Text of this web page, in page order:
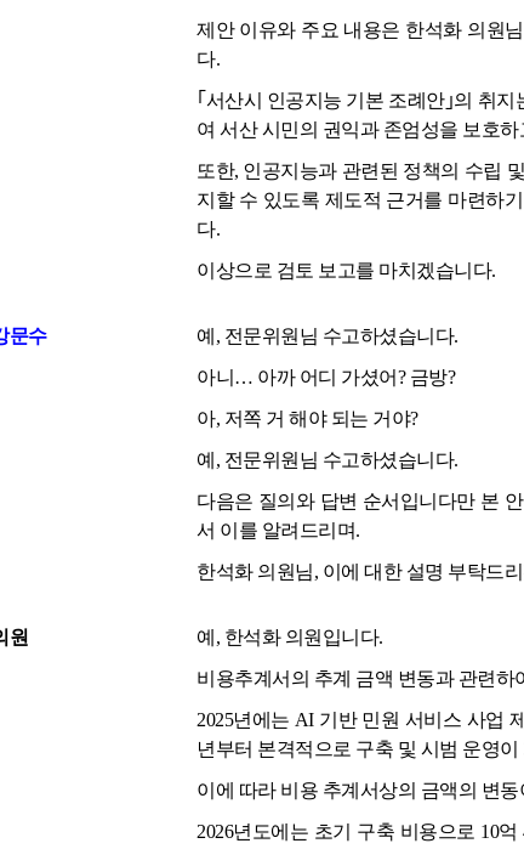
제안 이유와 주요 내용은 한석화 의원
다.
｢서산시 인공지능 기본 조례안｣의 취
여 서산 시민의 권익과 존엄성을 보호하
또한, 인공지능과 관련된 정책의 수립
지할 수 있도록 제도적 근거를 마련하
다.
이상으로 검토 보고를 마치겠습니다.
문수
예, 전문위원님 수고하셨습니다.
아니… 아까 어디 가셨어? 금방?
아, 저쪽 거 해야 되는 거야?
예, 전문위원님 수고하셨습니다.
다음은 질의와 답변 순서입니다만 본
서 이를 알려드리며.
한석화 의원님, 이에 대한 설명 부탁드
원
예, 한석화 의원입니다.
비용추계서의 추계 금액 변동과 관련하
2025년에는 AI 기반 민원 서비스 사업
년부터 본격적으로 구축 및 시범 운영
이에 따라 비용 추계서상의 금액의 변
2026년도에는 초기 구축 비용으로 10